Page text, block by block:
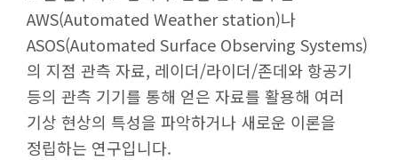
AWS(Automated Weather station)나
ASOS(Automated Surface Observing Systems)
의 지점 관측 자료, 레이더/라이더/존데와 항공기
등의 관측 기기를 통해 얻은 자료를 활용해 여러
기상 현상의 특성을 파악하거나 새로운 이론을
정립하는 연구입니다.